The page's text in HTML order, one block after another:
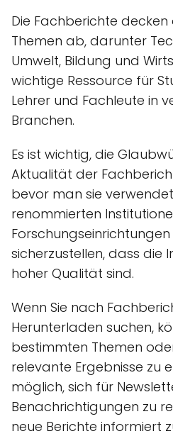
Die Fachberichte decken
Themen ab, darunter
Umwelt, Bildung und
wichtige Ressource für
Lehrer und Fachleute in
Branchen.
Es ist wichtig, die
Aktualität der
bevor man sie
renommierten
sicherzustellen, dass die
hoher Qualität sind.
Wenn Sie nach
Herunterladen suchen,
bestimmten Themen
relevante Ergebnisse zu
möglich, sich für
Benachrichtigungen zu
neue Berichte informiert